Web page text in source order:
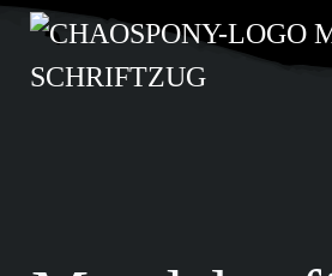
Inhalt
springen